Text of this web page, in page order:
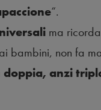
“.
ma
bambini, non fa
doppia, anzi